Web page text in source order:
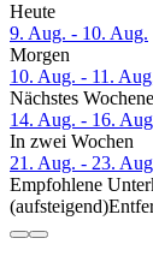
Heute
9. Aug. - 10. Aug.
Morgen
10. Aug. - 11.
Nächstes
14. Aug. - 16.
In zwei Wochen
21. Aug. - 23.
Empfohlene
(aufsteigend)